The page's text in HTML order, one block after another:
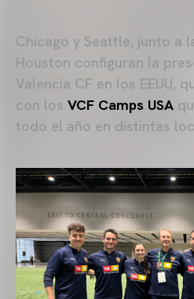
Chicago y Seattle, junto a
Houston configuran la
Valencia CF en los EEUU,
con los VCF Camps USA
todo el año en distintas